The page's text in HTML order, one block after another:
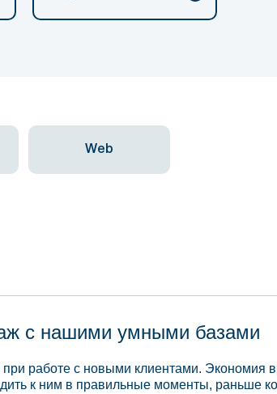
Web
с нашими умными базами
работе с новыми клиентами. Экономия
к ним в правильные моменты, раньше